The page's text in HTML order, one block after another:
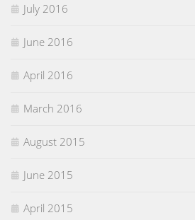
July 2016
June 2016
April 2016
March 2016
August 2015
June 2015
April 2015